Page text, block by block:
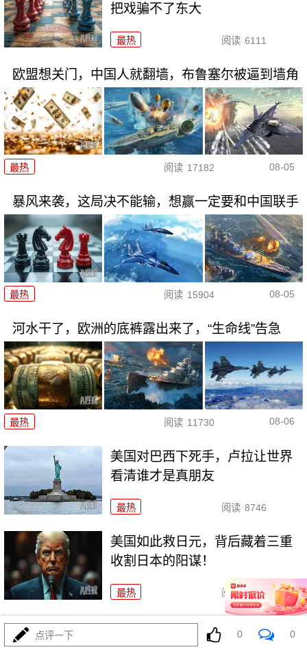
把戏骗不了东大
最热 阅读 6111
欧盟想关门，中国人就翻墙，布鲁塞尔被逼到墙角
最热 阅读 17182 08-05
暴风来袭，这局决不能输，想赢一定要和中国联手
最热 阅读 15904 08-05
河水干了，欧洲的底裤露出来了，“生命线”告急
最热 阅读 11730 08-06
美国对巴西下死手，卢拉让世界
看清谁才是真朋友
最热 阅读 8746
美国如此救日元，背后藏着三重
收割日本的阳谋！
最热 阅读 7312
前方在打仗，后方在“清场”，这仗
还怎么打？
点评一下 0 0